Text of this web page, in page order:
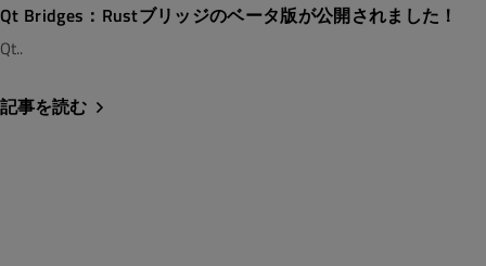
Qt Bridges：Rustブリッジのベータ版が公開されました！
Qt..
記事を読む